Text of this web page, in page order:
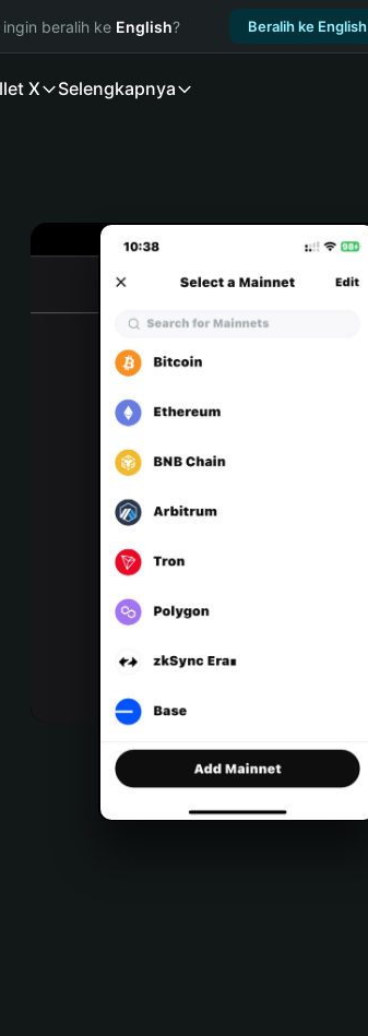
beralih ke English? Beralih ke English
X Selengkapnya